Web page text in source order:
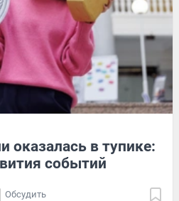
оказалась в тупике:
событий
Обсудить